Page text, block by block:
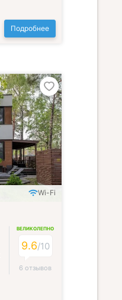
Подробнее
Wi-Fi
ВЕЛИКОЛЕПНО
9.6/10
6 отзывов